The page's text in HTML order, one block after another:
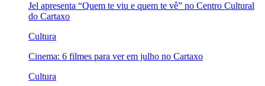
Jel apresenta “Quem te viu e quem te vê” no Centro Cultural
do Cartaxo
Cultura
Cinema: 6 filmes para ver em julho no Cartaxo
Cultura